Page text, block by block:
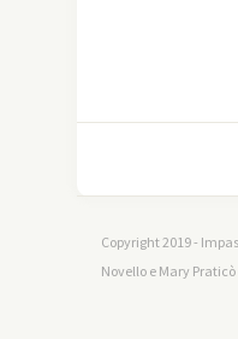
Copyright 2019 -
Novello e Mary Praticò